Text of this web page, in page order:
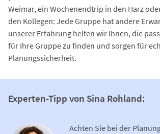
Weimar, ein Wochenendtrip in den Harz
den Kollegen: Jede Gruppe hat andere
unserer Erfahrung helfen wir Ihnen, die
für Ihre Gruppe zu finden und sorgen für
Planungssicherheit.
Experten-Tipp von Sina Rohland:
Achten Sie bei der